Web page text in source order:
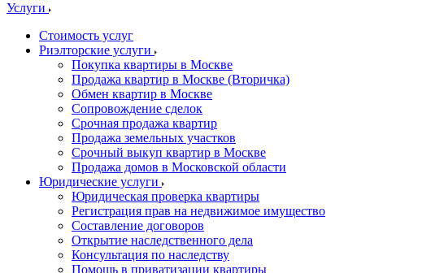
Услуги
Стоимость услуг
Риэлторские услуги
Покупка квартиры в Москве
Продажа квартир в Москве (Вторичка)
Обмен квартир в Москве
Сопровождение сделок
Срочная продажа квартир
Продажа земельных участков
Срочный выкуп квартир в Москве
Продажа домов в Московской области
Юридические услуги
Юридическая проверка квартиры
Регистрация прав на недвижимое имущество
Составление договоров
Открытие наследственного дела
Консультация по наследству
Помощь в приватизации квартиры